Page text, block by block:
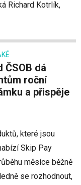
Richard Kotrlík,
roční
a přispěje
které jsou
Skip Pay
měsíce běžně
se rozhodnout,